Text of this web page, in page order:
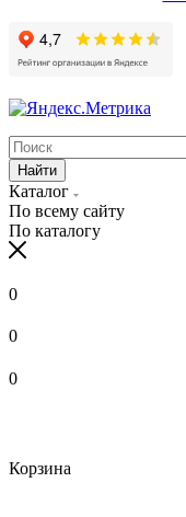
Найти
Каталог
По всему сайту
По каталогу
0
0
0
Корзина